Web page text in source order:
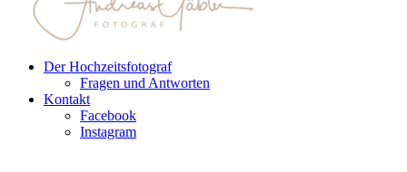
Der Hochzeitsfotograf
Fragen und Antworten
Kontakt
Facebook
Instagram